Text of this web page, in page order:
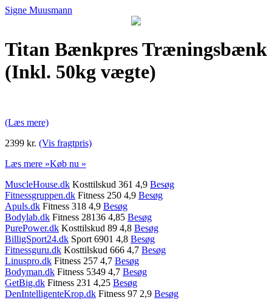
Signe Muusmann
Titan Bænkpres Træningsbænk
(Inkl. 50kg vægte)
(Læs mere)
2399 kr. (Vis fragtpris)
Læs mere »Køb nu »
MuscleHouse.dk Kosttilskud 361 4,9 Besøg
Fitnessgruppen.dk Fitness 250 4,9 Besøg
Apuls.dk Fitness 318 4,9 Besøg
Bodylab.dk Fitness 28136 4,85 Besøg
PurePower.dk Kosttilskud 89 4,8 Besøg
BilligSport24.dk Sport 6901 4,8 Besøg
Fitnessguru.dk Kosttilskud 666 4,7 Besøg
Linuspro.dk Fitness 257 4,7 Besøg
Bodyman.dk Fitness 5349 4,7 Besøg
GetBig.dk Fitness 231 4,25 Besøg
DenIntelligenteKrop.dk Fitness 97 2,9 Besøg